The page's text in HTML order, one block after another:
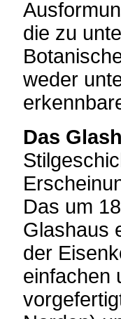
die zu
weder
Das
Das um
Glashaus
der
einfachen